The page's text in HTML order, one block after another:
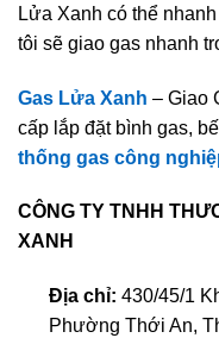
Lửa Xanh có thể
tôi sẽ giao gas nhanh
Gas Lửa Xanh – Giao
cấp lắp đặt bình gas,
thống gas công
CÔNG TY TNHH
XANH
Địa chỉ: 430/45/1
Phường Thới An,